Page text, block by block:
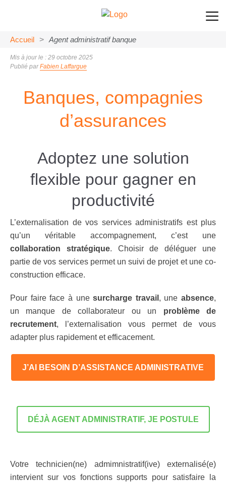
Accueil > Agent administratif banque
Mis à jour le : 29 octobre 2025
Publié parFabien Laffargue
Banques, compagnies
d’assurances
Adoptez une solution
flexible pour gagner en
productivité
L’externalisation de vos services administratifs est plus
qu’un véritable accompagnement, c’est une
collaboration stratégique. Choisir de déléguer une
partie de vos services permet un suivi de projet et une co-
construction efficace.
Pour faire face à unesurcharge travail , une absence,
un manque de collaborateur ou un problème de
recrutement, l’externalisation vous permet de vous
adapter plus rapidement et efficacement.
J’AI BESOIN D’ASSISTANCE ADMINISTRATIVE
DÉJÀ AGENT ADMINISTRATIF, JE POSTULE
Votre technicien(ne) admimnistratif(ive) externalisé(e)
intervient sur vos fonctions supports pour satisfaire la